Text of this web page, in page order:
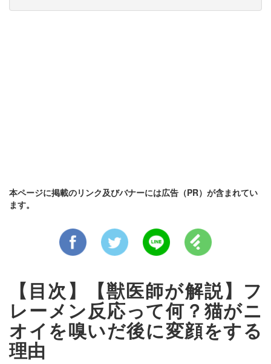
本ページに掲載のリンク及びバナーには広告（PR）が含まれてい
ます。
【目次】【獣医師が解説】フ
レーメン反応って何？猫がニ
オイを嗅いだ後に変顔をする
理由